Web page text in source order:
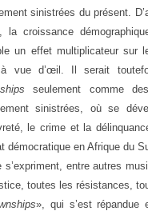
sinistrées du présent.
la croissance
un effet multiplicateur sur
à vue d’œil. Il serait
seulement comme
sinistrées, où se
le crime et la
démocratique en Afrique du
s’expriment, entre autres
toutes les résistances,
», qui s’est répandue